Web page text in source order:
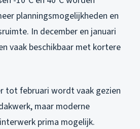
planningsmogelijkheden en
In december en januari
vaak beschikbaar met kortere
tot februari wordt vaak gezien
maar moderne
prima mogelijk.